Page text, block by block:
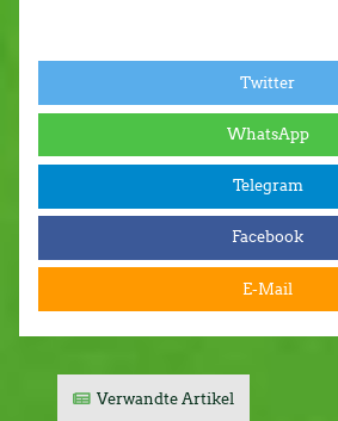
Twitter
WhatsApp
Telegram
Facebook
E-Mail
Verwandte Artikel